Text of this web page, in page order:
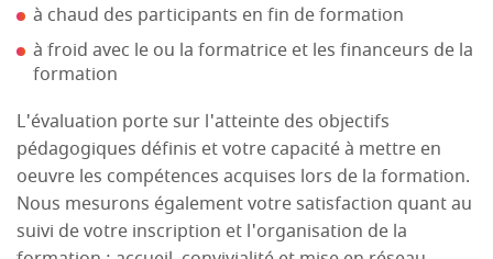
à chaud des participants en fin de formation
à froid avec le ou la formatrice et les financeurs de la
formation
L'évaluation porte sur l'atteinte des objectifs
pédagogiques définis et votre capacité à mettre en
oeuvre les compétences acquises lors de la formation.
Nous mesurons également votre satisfaction quant au
suivi de votre inscription et l'organisation de la